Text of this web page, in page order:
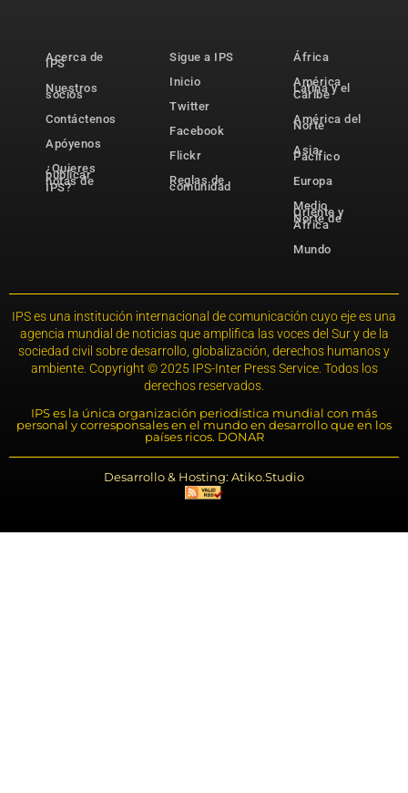
Acerca de
IPS
Nuestros
socios
Contáctenos
Apóyenos
¿Quieres
publicar
notas de
IPS?
Sigue a IPS
Inicio
Twitter
Facebook
Flickr
Reglas de
comunidad
África
América
Latina y el
Caribe
América del
Norte
Asia-
Pacífico
Europa
Medio
Oriente y
Norte de
África
Mundo
IPS es una institución internacional de comunicación cuyo eje es una
agencia mundial de noticias que amplifica las voces del Sur y de la
sociedad civil sobre desarrollo, globalización, derechos humanos y
ambiente. Copyright © 2025 IPS-Inter Press Service. Todos los
derechos reservados.
IPS es la única organización periodística mundial con más
personal y corresponsales en el mundo en desarrollo que en los
países ricos. DONAR
Desarrollo & Hosting: Atiko.Studio